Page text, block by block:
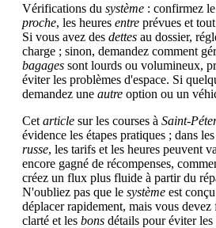
Vérifications du système : confirmez
proche, les heures entre prévues et
Si vous avez des dettes au dossier,
charge ; sinon, demandez comment
bagages sont lourds ou volumineux,
éviter les problèmes d'espace. Si
demandez une autre option ou un
Cet article sur les courses à Saint-
évidence les étapes pratiques ; dans
russe, les tarifs et les heures peuvent
encore gagné de récompenses,
créez un flux plus fluide à partir du
N'oubliez pas que le système est
déplacer rapidement, mais vous
clarté et les bons détails pour éviter les